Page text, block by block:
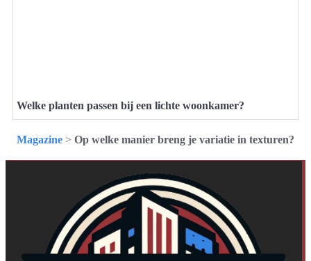
Welke planten passen bij een lichte woonkamer?
Magazine > Op welke manier breng je variatie in texturen?